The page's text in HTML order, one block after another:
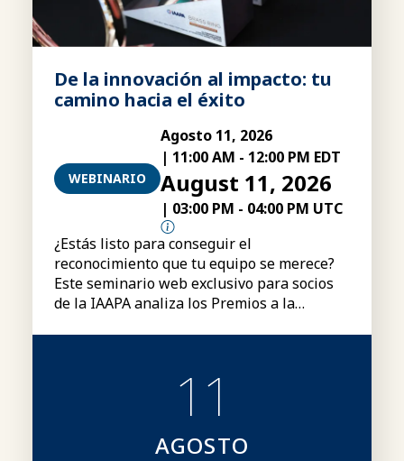
De la innovación al impacto: tu
camino hacia el éxito
WEBINARIO
Agosto 11, 2026
| 11:00 AM - 12:00 PM EDT
August 11, 2026
| 03:00 PM - 04:00 PM UTC
¿Estás listo para conseguir el
reconocimiento que tu equipo se merece?
Este seminario web exclusivo para socios
de la IAAPA analiza los Premios a la
de candidaturas y consejos para elaborar
11
AGOSTO